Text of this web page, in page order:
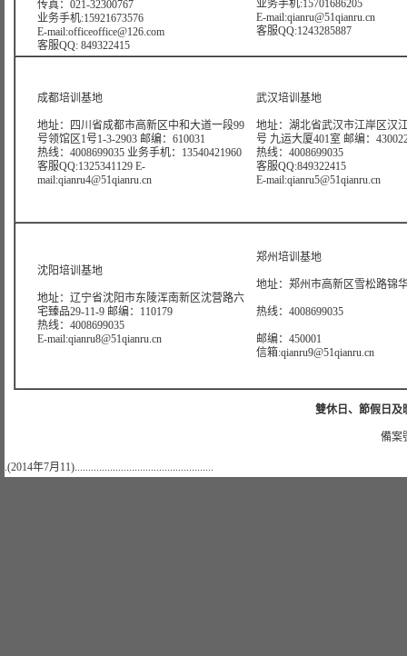
传真：021-32300767
业务手机:15921673576
E-mail:officeoffice@126.com
客服QQ: 849322415
业务手机:15701686205
E-mail:qianru@51qianru.cn
客服QQ:1243285887
成都培训基地
地址：四川省成都市高新区中和大道一段99
号领馆区1号1-3-2903 邮编：610031
热线：4008699035 业务手机：13540421960
客服QQ:1325341129 E-
mail:qianru4@51qianru.cn
武汉培训基地
地址：湖北省武汉市江岸区汉
号 九运大厦401室 邮编：
热线：4008699035
客服QQ:849322415
E-mail:qianru5@51qianru.cn
沈阳培训基地
地址：辽宁省沈阳市东陵浑南新区沈营路六
宅臻品29-11-9 邮编：110179
热线：4008699035
E-mail:qianru8@51qianru.cn
郑州培训基地
地址：郑州市高新区雪松路锦
热线：4008699035
邮编：450001
信箱:qianru9@51qianru.cn
雙休日、節假日及
備案
.(2014年7月11)...................................................